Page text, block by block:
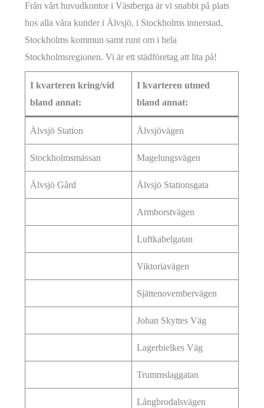
Från vårt huvudkontor i Västberga är vi snabbt på plats
hos alla våra kunder i Älvsjö, i Stockholms innerstad,
Stockholms kommun samt runt om i hela
Stockholmsregionen. Vi är ett städföretag att lita på!
I kvarteren kring/vid
bland annat:
I kvarteren utmed
bland annat:
Älvsjö Station Älvsjövägen
Stockholmsmässan Magelungsvägen
Älvsjö Gård Älvsjö Stationsgata
Armborstvägen
Luftkabelgatan
Viktoriavägen
Sjättenovembervägen
Johan Skyttes Väg
Lagerbielkes Väg
Trummslaggatan
Långbrodalsvägen